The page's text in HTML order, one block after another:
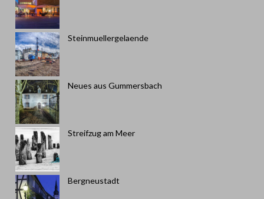
Steinmuellergelaende
Neues aus Gummersbach
Streifzug am Meer
Bergneustadt